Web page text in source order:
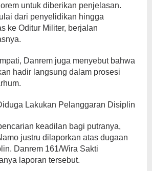
untuk diberikan penjelasan.
dari penyelidikan hingga
ke Oditur Militer, berjalan
Danrem juga menyebut bahwa
hadir langsung dalam prosesi
Lakukan Pelanggaran Disiplin
keadilan bagi putranya,
justru dilaporkan atas dugaan
Danrem 161/Wira Sakti
laporan tersebut.